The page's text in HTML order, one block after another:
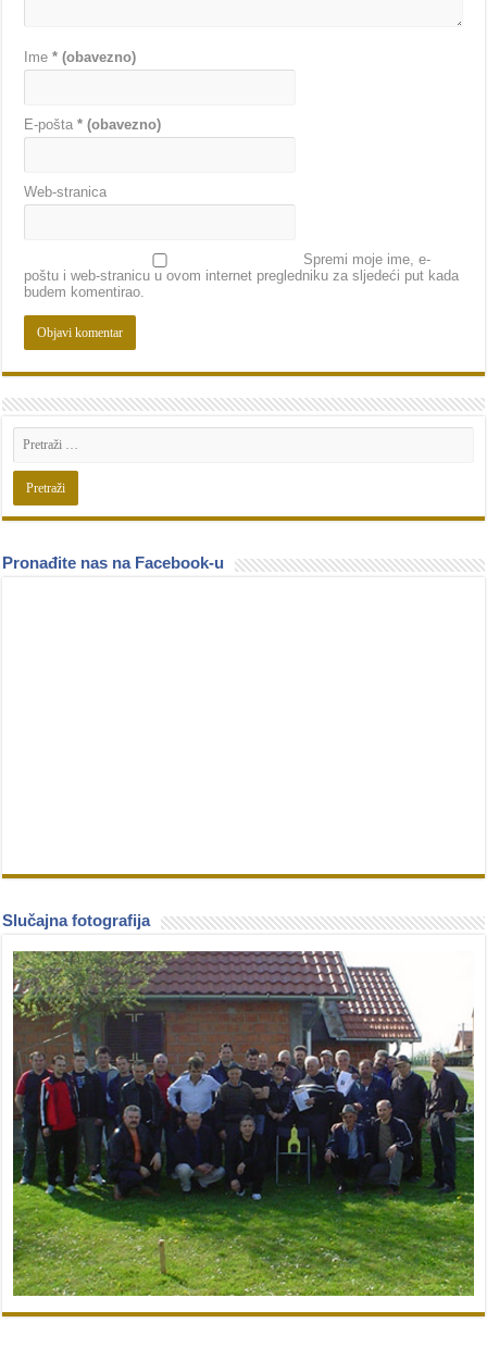
Ime* (obavezno)
E-pošta* (obavezno)
Web-stranica
Spremi moje ime, e-
poštu i web-stranicu u ovom internet pregledniku za sljedeći put kada
budem komentirao.
Pronađite nas na Facebook-u
Slučajna fotografija